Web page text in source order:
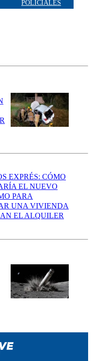
POLICIALES
EXPRÉS: CÓMO
EL NUEVO
PARA
UNA VIVIENDA
EL ALQUILER